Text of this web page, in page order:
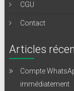
CGU
Contact
Articles
Compte
immédiatement